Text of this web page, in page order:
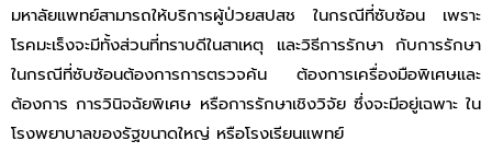
มหาลัยแพทย์สามารถให้บริการผู้ป่วยสปสช ในกรณีที่ซับซ้อน เพราะ
โรคมะเร็งจะมีทั้งส่วนที่ทราบดีในสาเหตุ และวิธีการรักษา กับการรักษา
ในกรณีที่ซับซ้อนต้องการการตรวจค้น ต้องการเครื่องมือพิเศษและ
ต้องการ การวินิจฉัยพิเศษ หรือการรักษาเชิงวิจัย ซึ่งจะมีอยู่เฉพาะ ใน
โรงพยาบาลของรัฐขนาดใหญ่ หรือโรงเรียนแพทย์